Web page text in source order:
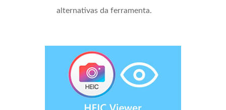
alternativas da ferramenta.